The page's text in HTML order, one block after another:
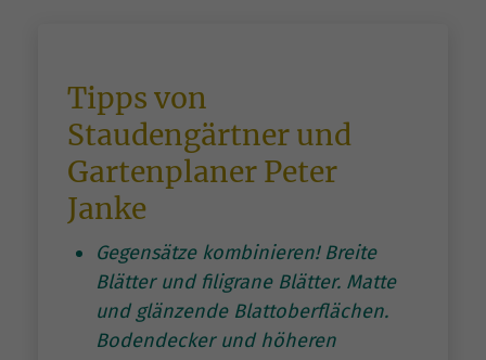
Tipps von
Staudengärtner und
Gartenplaner Peter
Janke
Gegensätze kombinieren! Breite
Blätter und filigrane Blätter. Matte
und glänzende Blattoberflächen.
Bodendecker und höheren